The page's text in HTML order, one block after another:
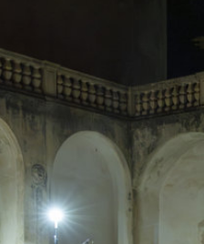
ricerca e valorizzazione del